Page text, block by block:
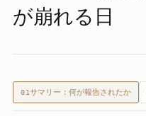
が崩れる日
01サマリー：何が報告されたか